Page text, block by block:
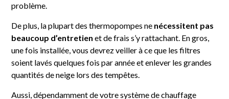
problème.
De plus, la plupart des thermopompes ne nécessitent pas
beaucoup d’entretien et de frais s’y rattachant. En gros,
une fois installée, vous devrez veiller à ce que les filtres
soient lavés quelques fois par année et enlever les grandes
quantités de neige lors des tempêtes.
Aussi, dépendamment de votre système de chauffage